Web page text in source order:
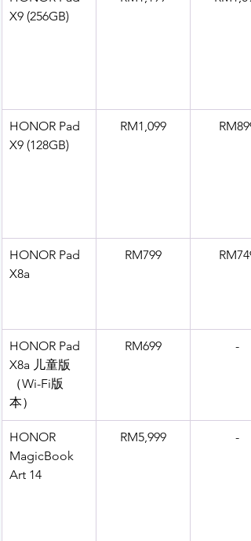
X9 (256GB)
HONOR Pad
X9 (128GB)
RM1,099 RM899
HONOR Pad
X8a
RM799 RM749
HONOR Pad
X8a 儿童版
（Wi-Fi版
本）
RM699 -
HONOR
MagicBook
Art 14
RM5,999 -